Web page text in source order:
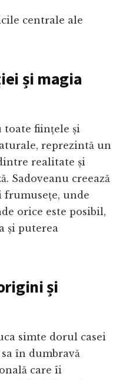
centrale ale
și magia
toate ființele și
reprezintă un
realitate și
Sadoveanu creează
frumusețe, unde
orice este posibil,
și puterea
și
simte dorul casei
în dumbravă
care îi